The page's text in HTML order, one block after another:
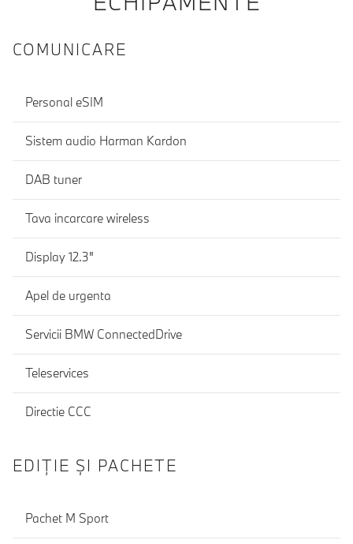
COMUNICARE
Personal eSIM
Sistem audio Harman Kardon
DAB tuner
Tava incarcare wireless
Display 12.3"
Apel de urgenta
Servicii BMW ConnectedDrive
Teleservices
Directie CCC
EDIŢIE ŞI PACHETE
Pachet M Sport